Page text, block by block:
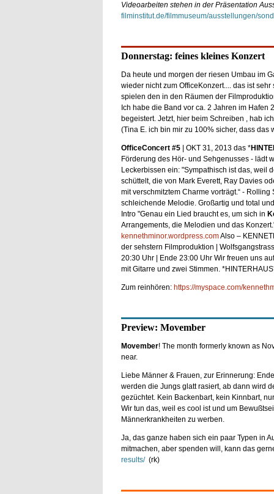
Videoarbeiten stehen in der Präsentation
filminstitut.de/filmmuseum/ausstellungen/
Donnerstag: feines kleines Konzert
Da heute und morgen der riesen Umbau im
wieder nicht zum OfficeKonzert.... das ist
spielen den in den Räumen der
Ich habe die Band vor ca. 2 Jahren im Hafen
begeistert. Jetzt, hier beim Schreiben , hab
(Tina E. ich bin mir zu 100% sicher, dass das
OfficeConcert #5| OKT 31, 2013 das *
Förderung des Hör- und Sehgenusses - lädt
Leckerbissen ein: "Sympathisch ist das, weil
schüttelt, die von Mark Everett, Ray Davies
mit verschmitztem Charme vorträgt.“ -
schleichende Melodie. Großartig und total
Intro "Genau ein Lied braucht es, um sich in
Arrangements, die Melodien und das
kennethminor.wordpress.comAlso –
der sehstern Filmproduktion |
20:30 Uhr | Ende 23:00 Uhr Wir freuen uns
mit Gitarre und zwei Stimmen.
Zum reinhören: https://myspace.com/
Preview: Movember
Movember! The month formerly known as
near.
Liebe Männer & Frauen, zur Erinnerung:
werden die Jungs glatt rasiert, ab dann wird
gezüchtet. Kein Backenbart, kein Kinnbart,
Wir tun das, weil es cool ist und um
Männerkrankheiten zu werben.
Ja, das ganze haben sich ein paar Typen in
mitmachen, aber spenden will, kann das
results/(rk)